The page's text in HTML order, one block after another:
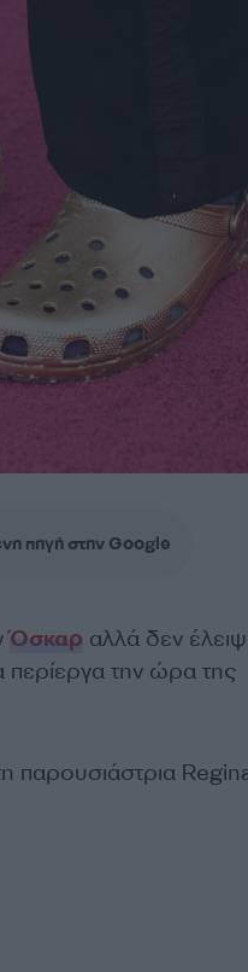
πηγή στην Google
Όσκαρ αλλά δεν
περίεργα την ώρα της
παρουσιάστρια